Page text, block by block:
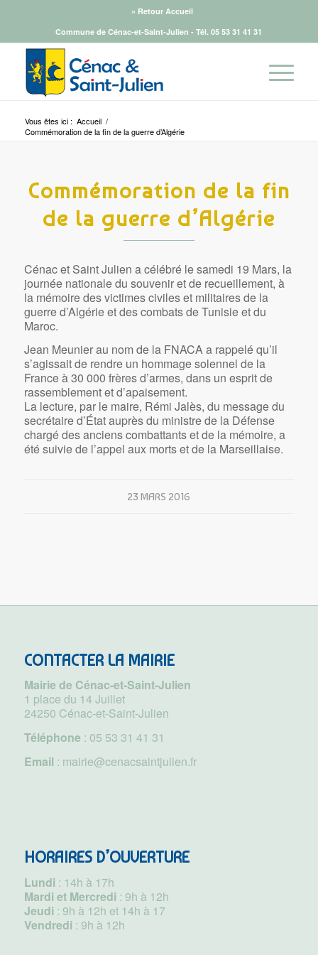
» Retour Accueil
Commune de Cénac-et-Saint-Julien - Tél.05 53 31 41 31
Vous êtes ici : Accueil /
Commémoration de la fin de la guerre d’Algérie
Commémoration de la fin
de la guerre d’Algérie
Cénac et Saint Julien a célébré le samedi 19 Mars, la
journée nationale du souvenir et de recueillement, à
la mémoire des victimes civiles et militaires de la
guerre d’Algérie et des combats de Tunisie et du
Maroc.
Jean Meunier au nom de la FNACA a rappelé qu’il
s’agissait de rendre un hommage solennel de la
France à 30 000 frères d’armes, dans un esprit de
rassemblement et d’apaisement.
La lecture, par le maire, Rémi Jalès, du message du
secrétaire d’État auprès du ministre de la Défense
chargé des anciens combattants et de la mémoire, a
été suivie de l’appel aux morts et de la Marseillaise.
23 MARS 2016
CONTACTER LA MAIRIE
Mairie de Cénac-et-Saint-Julien
1 place du 14 Juillet
24250 Cénac-et-Saint-Julien
Téléphone : 05 53 31 41 31
Email : mairie@cenacsaintjulien.fr
HORAIRES D’OUVERTURE
Lundi : 14h à 17h
Mardi et Mercredi : 9h à 12h
Jeudi : 9h à 12h et 14h à 17
Vendredi : 9h à 12h